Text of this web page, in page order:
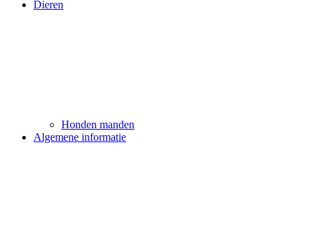
Dieren
Honden manden
Algemene informatie